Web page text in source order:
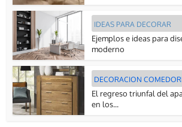
IDEAS PARA DECORAR
Ejemplos e ideas para
moderno
DECORACION
El regreso triunfal del
en los...